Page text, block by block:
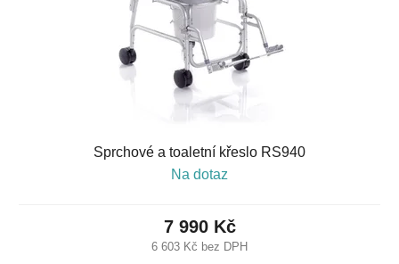
Sprchové a toaletní křeslo RS940
Na dotaz
6 603 Kč bez DPH
7 990 Kč